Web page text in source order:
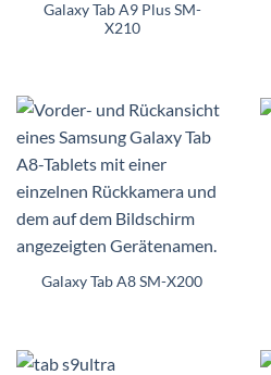
Galaxy Tab A9 Plus SM-
X210
Galaxy Tab A8 SM-X200